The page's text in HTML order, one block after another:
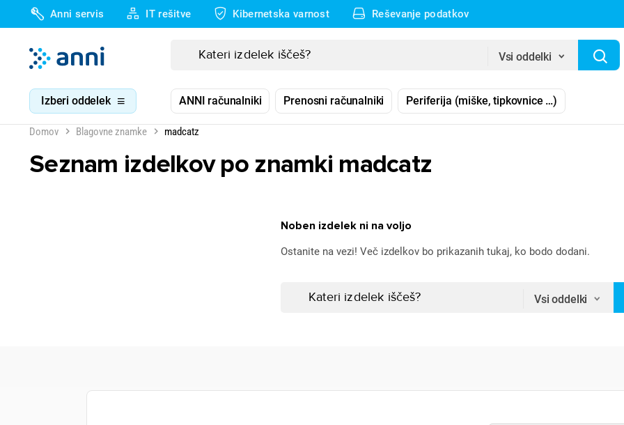
Anni servis IT rešitve Kibernetska varnost Reševanje podatkov
Vsi oddelki
Izberi oddelek ANNI računalniki Prenosni računalniki Periferija (miške, tipkovnice …)
Domov Blagovne znamke madcatz
Seznam izdelkov po znamki madcatz
Noben izdelek ni na voljo
Ostanite na vezi! Več izdelkov bo prikazanih tukaj, ko bodo dodani.
Vsi oddelki